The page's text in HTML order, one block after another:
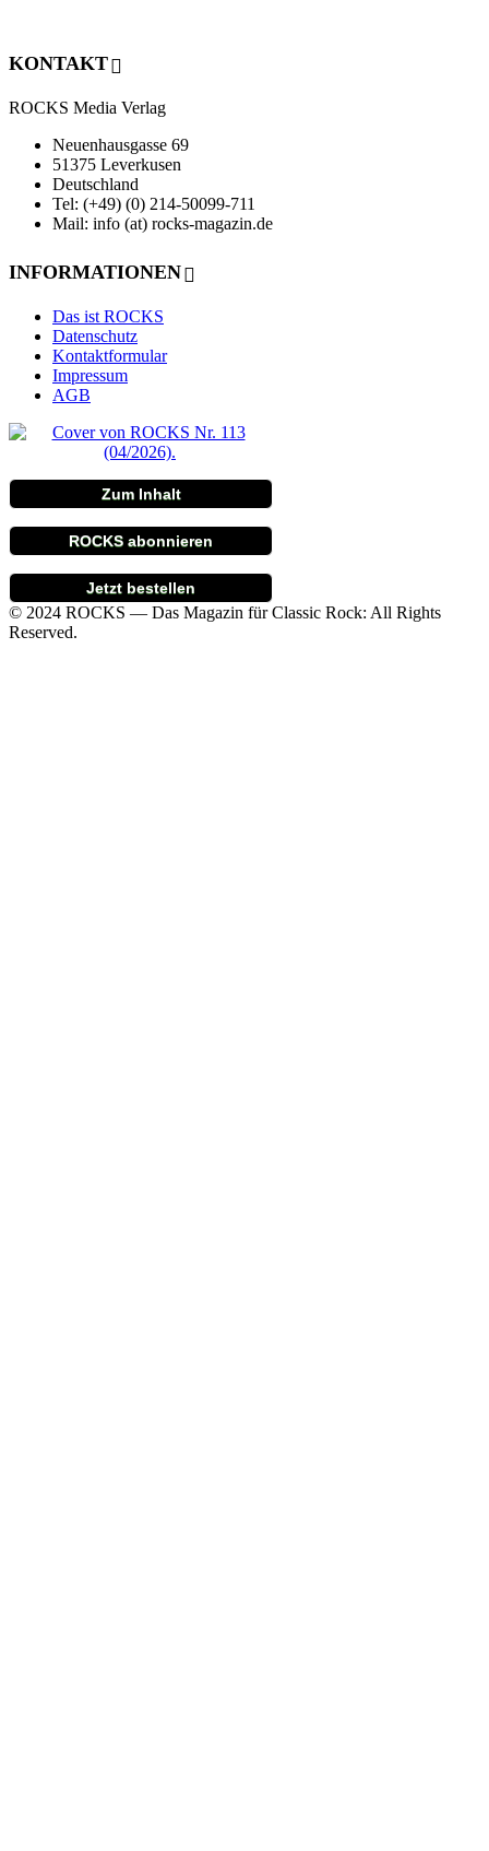
KONTAKT
ROCKS Media Verlag
Neuenhausgasse 69
51375 Leverkusen
Deutschland
Tel: (+49) (0) 214-50099-711
Mail: info (at) rocks-magazin.de
INFORMATIONEN
Das ist ROCKS
Datenschutz
Kontaktformular
Impressum
AGB
Zum Inhalt
ROCKS abonnieren
Jetzt bestellen
© 2024 ROCKS — Das Magazin für Classic Rock: All Rights
Reserved.